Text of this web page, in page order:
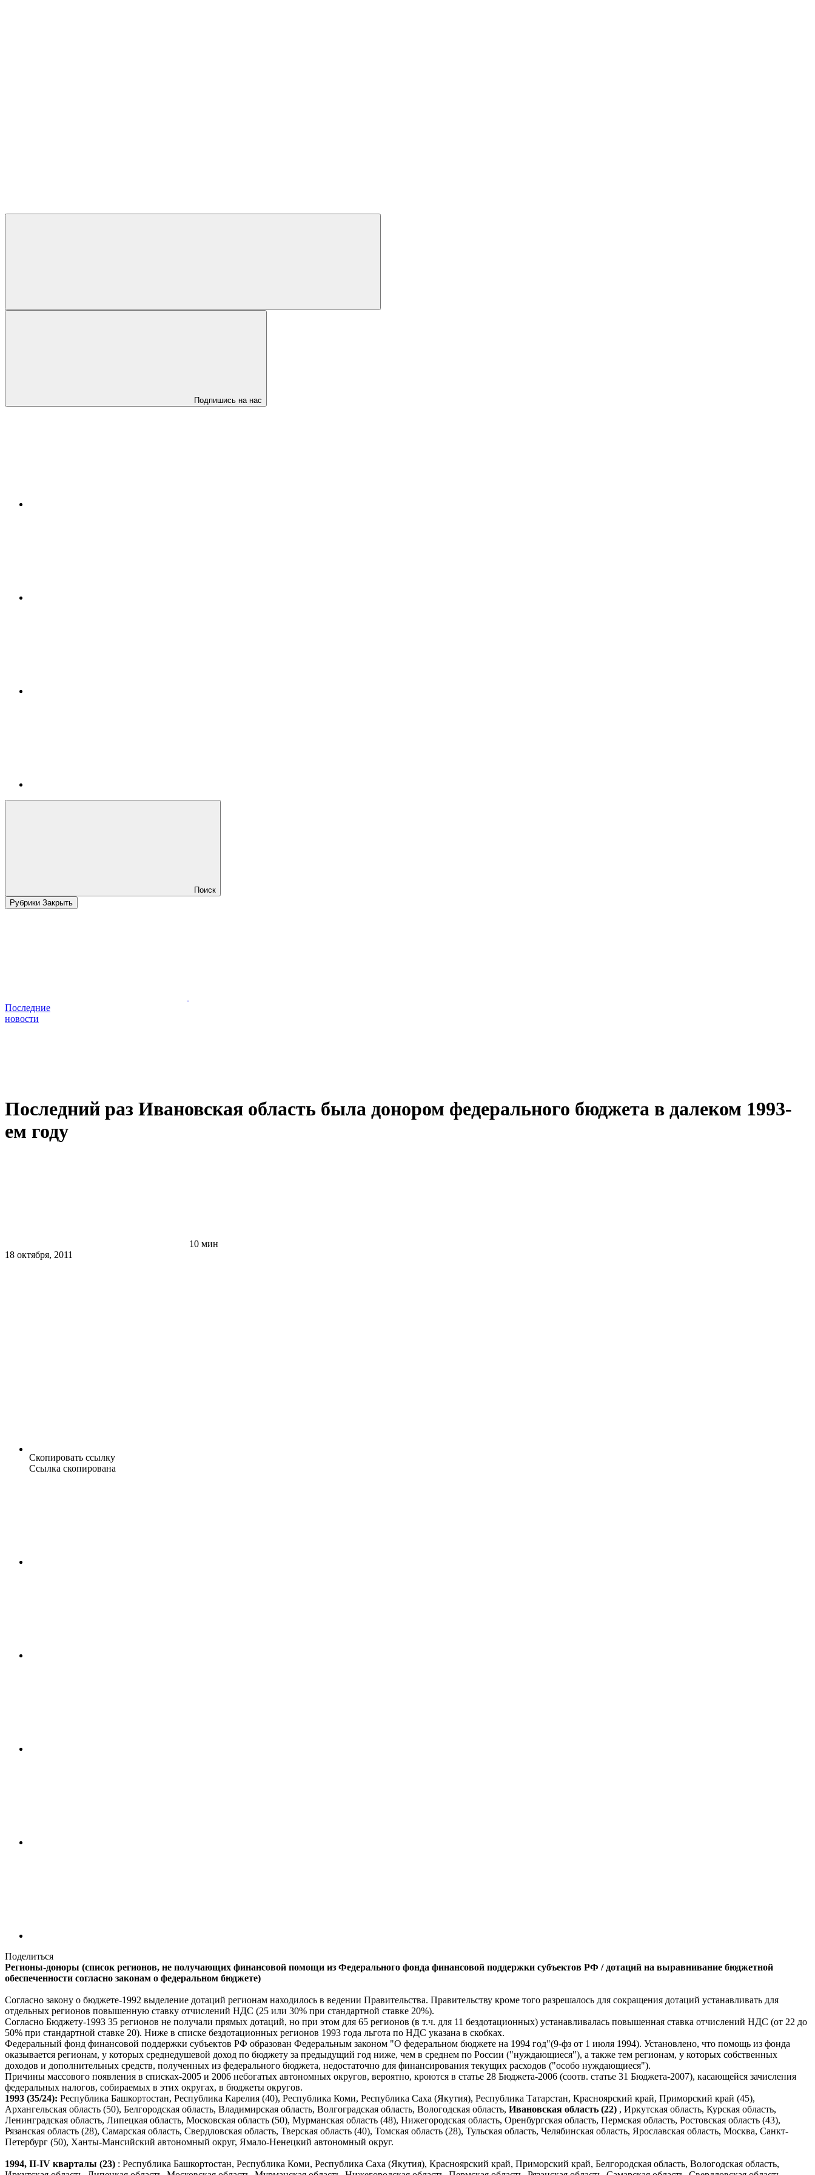
Подпишись на нас
Поиск
Рубрики Закрыть
Последние
новости
Последний раз Ивановская область была донором федерального бюджета в далеком 1993-
ем году
10 мин
18 октября, 2011
Скопировать ссылку
Ссылка скопирована
Поделиться
Регионы-доноры (список регионов, не получающих финансовой помощи из Федерального фонда финансовой поддержки субъектов РФ / дотаций на выравнивание бюджетной
обеспеченности согласно законам о федеральном бюджете)
Согласно закону о бюджете-1992 выделение дотаций регионам находилось в ведении Правительства. Правительству кроме того разрешалось для сокращения дотаций устанавливать для
отдельных регионов повышенную ставку отчислений НДС (25 или 30% при стандартной ставке 20%).
Согласно Бюджету-1993 35 регионов не получали прямых дотаций, но при этом для 65 регионов (в т.ч. для 11 бездотационных) устанавливалась повышенная ставка отчислений НДС (от 22 до
50% при стандартной ставке 20). Ниже в списке бездотационных регионов 1993 года льгота по НДС указана в скобках.
Федеральный фонд финансовой поддержки субъектов РФ образован Федеральным законом "О федеральном бюджете на 1994 год"(9-фз от 1 июля 1994). Установлено, что помощь из фонда
оказывается регионам, у которых среднедушевой доход по бюджету за предыдущий год ниже, чем в среднем по России ("нуждающиеся"), а также тем регионам, у которых собственных
доходов и дополнительных средств, полученных из федерального бюджета, недостаточно для финансирования текущих расходов ("особо нуждающиеся").
Причины массового появления в списках-2005 и 2006 небогатых автономных округов, вероятно, кроются в статье 28 Бюджета-2006 (соотв. статье 31 Бюджета-2007), касающейся зачисления
федеральных налогов, собираемых в этих округах, в бюджеты округов.
1993 (35/24): Республика Башкортостан, Республика Карелия (40), Республика Коми, Республика Саха (Якутия), Республика Татарстан, Красноярский край, Приморский край (45),
Архангельская область (50), Белгородская область, Владимирская область, Волгоградская область, Вологодская область, Ивановская область (22) , Иркутская область, Курская область,
Ленинградская область, Липецкая область, Московская область (50), Мурманская область (48), Нижегородская область, Оренбургская область, Пермская область, Ростовская область (43),
Рязанская область (28), Самарская область, Свердловская область, Тверская область (40), Томская область (28), Тульская область, Челябинская область, Ярославская область, Москва, Санкт-
Петербург (50), Ханты-Мансийский автономный округ, Ямало-Ненецкий автономный округ.
1994, II-IV кварталы (23) : Республика Башкортостан, Республика Коми, Республика Саха (Якутия), Красноярский край, Приморский край, Белгородская область, Вологодская область,